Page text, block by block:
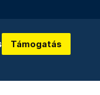
Támogatás